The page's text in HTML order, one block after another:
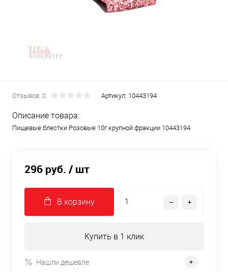
Отзывов: 0 Артикул: 10443194
Описание товара:
Пищевые блестки Розовые 10г крупной фракции 10443194
296 руб. / шт
В корзину
Купить в 1 клик
Нашли дешевле